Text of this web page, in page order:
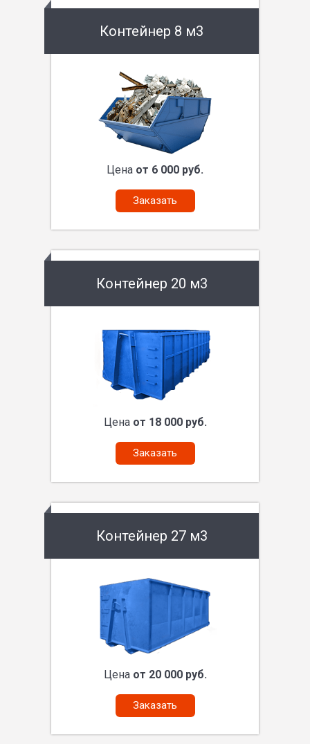
Контейнер 8 м3
Цена от 6 000 руб.
Заказать
Контейнер 20 м3
Цена от 18 000 руб.
Заказать
Контейнер 27 м3
Цена от 20 000 руб.
Заказать